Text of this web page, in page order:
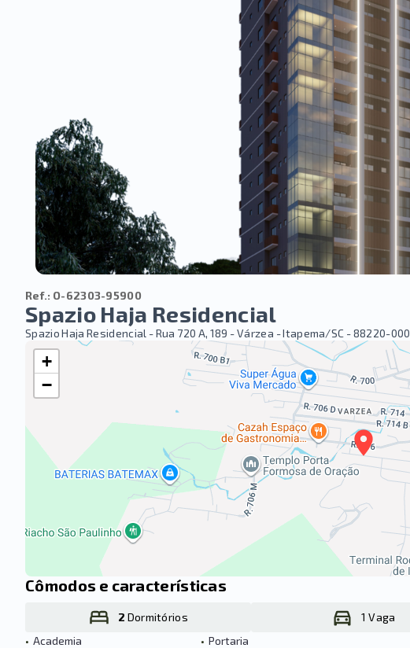
Ref.: O-62303-95900
Spazio Haja Residencial
Spazio Haja Residencial -Rua 720 A, 189 - Várzea - Itapema/SC - 88220-000
+
−
Cômodos e características
2 Dormitórios 1 Vaga
• Academia • Portaria